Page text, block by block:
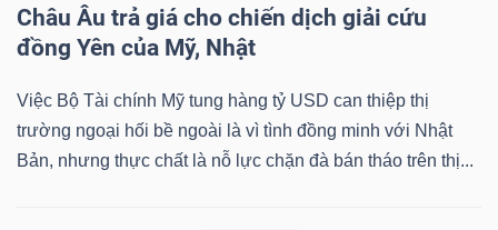
Châu Âu trả giá cho chiến dịch giải cứu
đồng Yên của Mỹ, Nhật
Việc Bộ Tài chính Mỹ tung hàng tỷ USD can thiệp thị
trường ngoại hối bề ngoài là vì tình đồng minh với Nhật
Bản, nhưng thực chất là nỗ lực chặn đà bán tháo trên thị...